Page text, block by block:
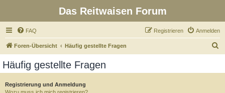
Das Reitwaisen Forum
FAQ Anmelden
Registrieren
Foren-Übersicht Häufig gestellte Fragen
Häufig gestellte Fragen
Registrierung und Anmeldung